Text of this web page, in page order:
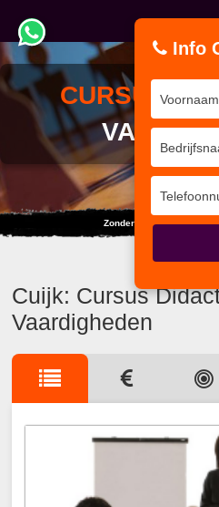
CURSUS
Zonder de dalen geniet
Cuijk: Cursus
Vaardigheden
Info